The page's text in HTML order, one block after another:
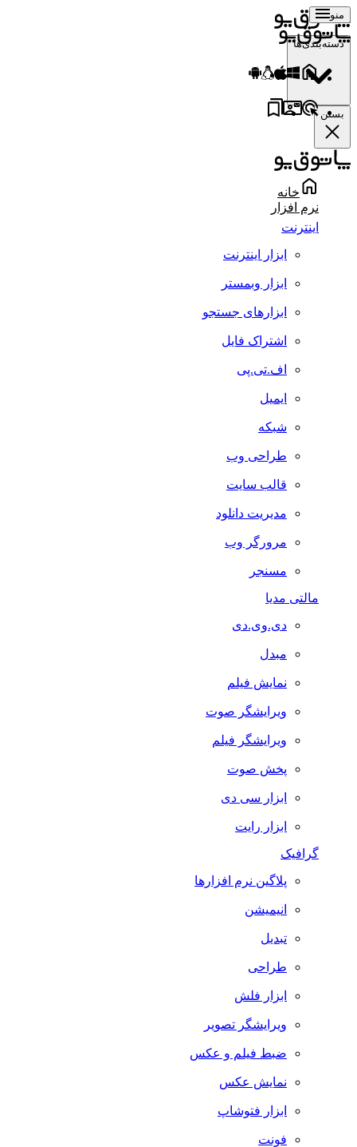
منو
دسته‌بندی‌ها
بستن
خانه
نرم افزار
اینترنت
ابزار اینترنت
ابزار وبمستر
ابزارهای جستجو
اشتراک فایل
اف.تی.پی
ایمیل
شبکه
طراحی وب
قالب سایت
مدیریت دانلود
مرورگر وب
مسنجر
مالتی مدیا
دی.وی.دی
مبدل
نمایش فیلم
ویرایشگر صوت
ویرایشگر فیلم
پخش صوت
ابزار سی دی
ابزار رایت
گرافیک
پلاگین نرم افزارها
انیمیشن
تبدیل
طراحی
ابزار فلش
ویرایشگر تصویر
ضبط فيلم و عكس
نمایش عکس
ابزار فتوشاپ
فونت